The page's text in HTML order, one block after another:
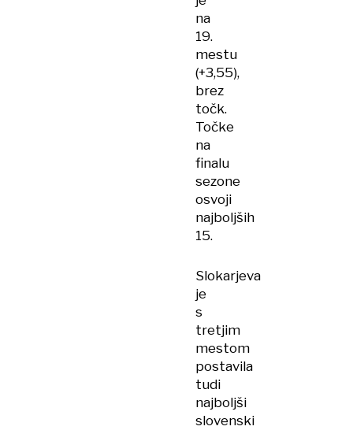
na
19.
mestu
(+3,55),
brez
točk.
Točke
na
finalu
sezone
osvoji
najboljših
15.
Slokarjeva
je
s
tretjim
mestom
postavila
tudi
najboljši
slovenski